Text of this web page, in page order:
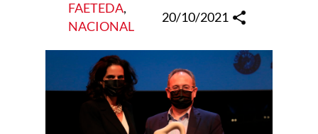
FAETEDA
NACIONAL
20/10/2021